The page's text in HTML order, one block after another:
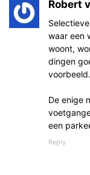
Robert
waar een
woont,
dingen
voorbeeld.
De enige
een
Reply